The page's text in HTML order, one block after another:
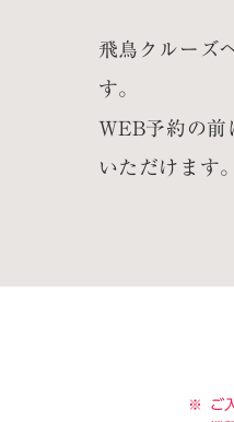
飛鳥クルーズ
す。
WEB予約の前
いただけます
ご